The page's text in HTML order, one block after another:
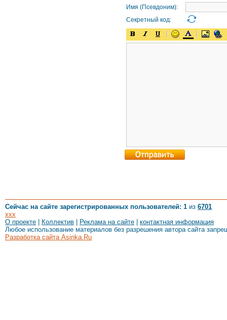
Имя (Псевдоним):
Секретный код:
Сейчас на сайте зарегистрированных пользователей: 1 из 6701
xxx
О проекте
Коллектив Реклама на сайте
контактная информация
Любое использование материалов без разрешения автора сайта
Разработка сайта Asinka.Ru